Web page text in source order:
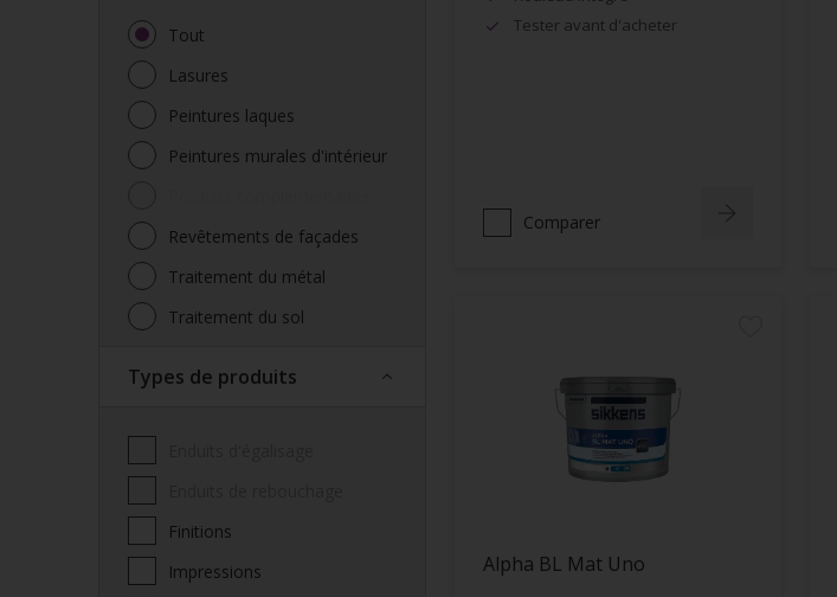
Tout
Lasures
Peintures laques
Peintures murales d'intérieur
Revêtements de façades
Traitement du métal
Traitement du sol
Types de produits
Finitions
Impressions
Tester avant d'acheter
Comparer
Alpha BL Mat Uno